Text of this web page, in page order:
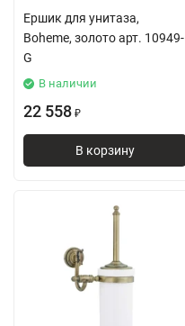
Ершик для унитаза,
Boheme, золото арт. 10949-
G
В наличии
22 558 ₽
В корзину